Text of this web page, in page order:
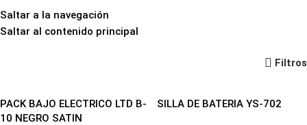
Saltar a la navegación
Saltar al contenido principal
Instrumentos Musicales
Filtros
PACK BAJO ELECTRICO LTD B-
10 NEGRO SATIN
SILLA DE BATERIA YS-702